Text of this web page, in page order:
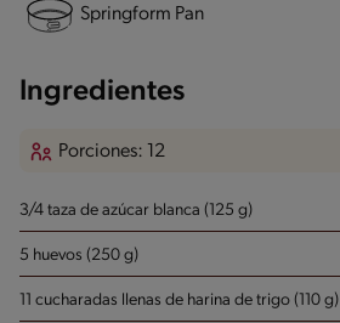
Springform Pan
Ingredientes
Porciones: 12
3/4 taza de azúcar blanca (125 g)
5 huevos (250 g)
11 cucharadas llenas de harina de trigo (110 g)